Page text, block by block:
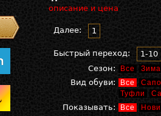
описание и цена
Далее: 1
Быстрый переход:
1-10
Сезон:
Все Зима
Вид обуви: Все
Туфли
Показывать: Все